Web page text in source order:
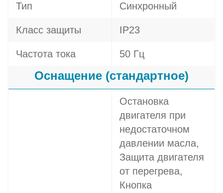
Тип Синхронный
Класс защиты IP23
Частота тока 50 Гц
Оснащение (стандартное)
Остановка
двигателя при
недостаточном
давлении масла,
Защита двигателя
от перегрева,
Кнопка